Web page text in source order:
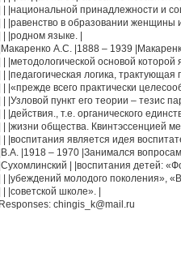
| | |национальной принадлежности и
| | |равенство в образовании
| | |родном языке. |
|Макаренко А.С. |1888 – 1939
| | |методологической основой которой
| | |педагогическая логика, трактующая
| | |«прежде всего практически
| | |Узловой пункт его теории – тезис
| | |действия., т.е. органического
| | |жизни общества. Квинтэссенцией
| | |воспитания является идея
|В.А. |1918 – 1970 |Занимался
|Сухомлинский | |воспитания детей:
| | |убеждений молодого поколения»,
| | |советской школе». |
Responses: chingis_k@mail.ru